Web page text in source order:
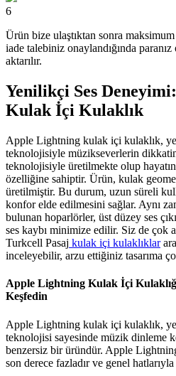
6
Ürün bize ulaştıktan sonra maksimum
iade talebiniz onaylandığında
aktarılır.
Yenilikçi Ses
Kulak İçi Kulaklık
Apple Lightning kulak içi kulaklık,
teknolojisiyle müzikseverlerin
teknolojisiyle üretilmekte olup
özelliğine sahiptir. Ürün, kulak
üretilmiştir. Bu durum, uzun süreli
konfor elde edilmesini sağlar. Aynı
bulunan hoparlörler, üst düzey ses
ses kaybı minimize edilir. Siz de çok
Turkcell Pasaj kulak içi kulaklıklar
inceleyebilir, arzu ettiğiniz tasarıma
Apple Lightning Kulak İçi
Keşfedin
Apple Lightning kulak içi kulaklık,
teknolojisi sayesinde müzik dinleme
benzersiz bir üründür. Apple
son derece fazladır ve genel